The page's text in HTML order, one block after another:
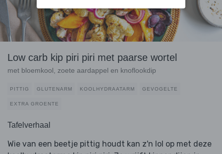
Low carb kip piri piri met paarse wortel
met bloemkool, zoete aardappel en knoflookdip
PITTIG GLUTENARM KOOLHYDRAATARM GEVOGELTE
EXTRA GROENTE
Tafelverhaal
Wie van een beetje pittig houdt kan z'n lol op met deze